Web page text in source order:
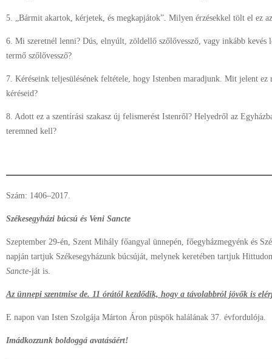
5. „Bármit akartok, kérjetek, és megkapjátok”. Milyen érzésekkel tölt el ez
6. Mi szeretnél lenni? Dús, elnyúlt, zöldellő szőlővessző, vagy inkább kevés
termő szőlővessző?
7. Kéréseink teljesülésének feltétele, hogy Istenben maradjunk. Mit jelent ez
kéréseid?
8. Adott ez a szentírási szakasz új felismerést Istenről? Helyedről az
teremned kell?
Szám: 1406–2017.
Székesegyházi búcsú és Veni Sancte
Szeptember 29-én, Szent Mihály főangyal ünnepén, főegyházmegyénk és
napján tartjuk Székesegyházunk búcsúját, melynek keretében tartjuk
Sancte-ját is.
Az ünnepi szentmise de. 11 órától kezdődik, hogy a távolabbról jövők is
E napon van Isten Szolgája Márton Áron püspök halálának 37. évfordulója.
Imádkozzunk boldoggá avatásáért!